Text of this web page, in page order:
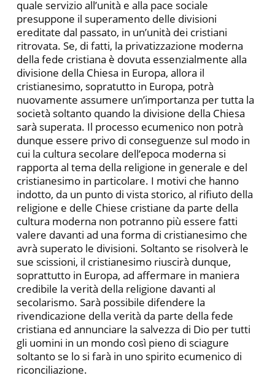
quale servizio all’unità e alla pace sociale
presuppone il superamento delle divisioni
ereditate dal passato, in un’unità dei cristiani
ritrovata. Se, di fatti, la privatizzazione moderna
della fede cristiana è dovuta essenzialmente alla
divisione della Chiesa in Europa, allora il
cristianesimo, sopratutto in Europa, potrà
nuovamente assumere un’importanza per tutta la
società soltanto quando la divisione della Chiesa
sarà superata. Il processo ecumenico non potrà
dunque essere privo di conseguenze sul modo in
cui la cultura secolare dell’epoca moderna si
rapporta al tema della religione in generale e del
cristianesimo in particolare. I motivi che hanno
indotto, da un punto di vista storico, al rifiuto della
religione e delle Chiese cristiane da parte della
cultura moderna non potranno più essere fatti
valere davanti ad una forma di cristianesimo che
avrà superato le divisioni. Soltanto se risolverà le
sue scissioni, il cristianesimo riuscirà dunque,
soprattutto in Europa, ad affermare in maniera
credibile la verità della religione davanti al
secolarismo. Sarà possibile difendere la
rivendicazione della verità da parte della fede
cristiana ed annunciare la salvezza di Dio per tutti
gli uomini in un mondo così pieno di sciagure
soltanto se lo si farà in uno spirito ecumenico di
riconciliazione.